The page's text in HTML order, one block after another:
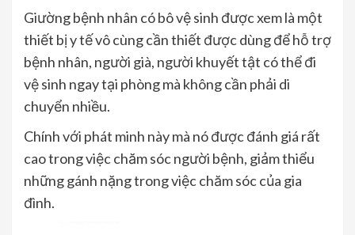
Giường bệnh nhân có bô vệ sinh được xem là một
thiết bị y tế vô cùng cần thiết được dùng để hỗ trợ
bệnh nhân, người già, người khuyết tật có thể đi
vệ sinh ngay tại phòng mà không cần phải di
chuyển nhiều.
Chính với phát minh này mà nó được đánh giá rất
cao trong việc chăm sóc người bệnh, giảm thiểu
những gánh nặng trong việc chăm sóc của gia
đình.